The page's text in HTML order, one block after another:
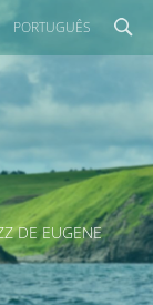
PORTUGUÊS
DE EUGENE